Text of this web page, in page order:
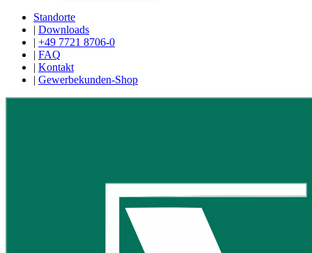
Standorte
| Downloads
| +49 7721 8706-0
| FAQ
| Kontakt
| Gewerbekunden-Shop